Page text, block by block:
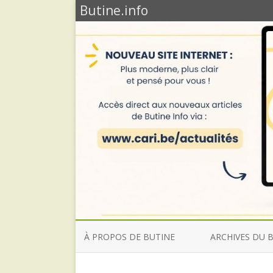
Butine.info
À PROPOS DE BUTINE ARCHIVES DU